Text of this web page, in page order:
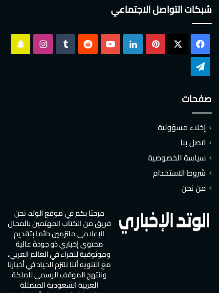
شبكات التواصل الاجتماعي
فيسبوك بينتيريست لينكدإن ‫YouTube انستقرام
صفحات
إخلاء مسؤولية
اتصل بنا
سياسة الخصوصية
شروط الاستخدام
من نحن
مرحبًا بكم في موقع الوتد، نحن
فريق من الكتاب المهتمين بالمجال
الإعلامي ملتزمين دائما بتقديم
محتوى إخباري ذو جودة عالية
وموثوقية للقراء في العالم العربي،
مع التنويه أننا نلتزم الحياد في أخبارنا
وننتهج الموقف الرسمي للملكة
العربية السعودية المتمثلة